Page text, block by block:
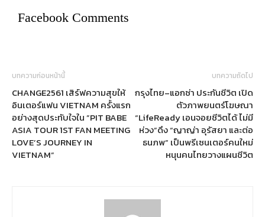
Facebook Comments
บทความก่อนหน้านี้
CHANGE2561 เสิร์ฟความสุขให้
อินเตอร์แฟน VIETNAM ครั้งแรก
อย่างสุดประทับใจใน ”PIT BABE
ASIA TOUR 1ST FAN MEETING
LOVE’S JOURNEY IN
VIETNAM”
บทความถัดไป
กรุงไทย–แอกซ่า ประกันชีวิต เปิด
ตัวภาพยนตร์โฆษณา
“LifeReady เอนจอยชีวิตได้ ไม่มี
ห่วง”ดึง “ญาญ่า อุรัสยา และต่อ
ธนภพ” เป็นพรีเซนเตอร์คนใหม่
หนุนคนไทยวางแผนชีวิต